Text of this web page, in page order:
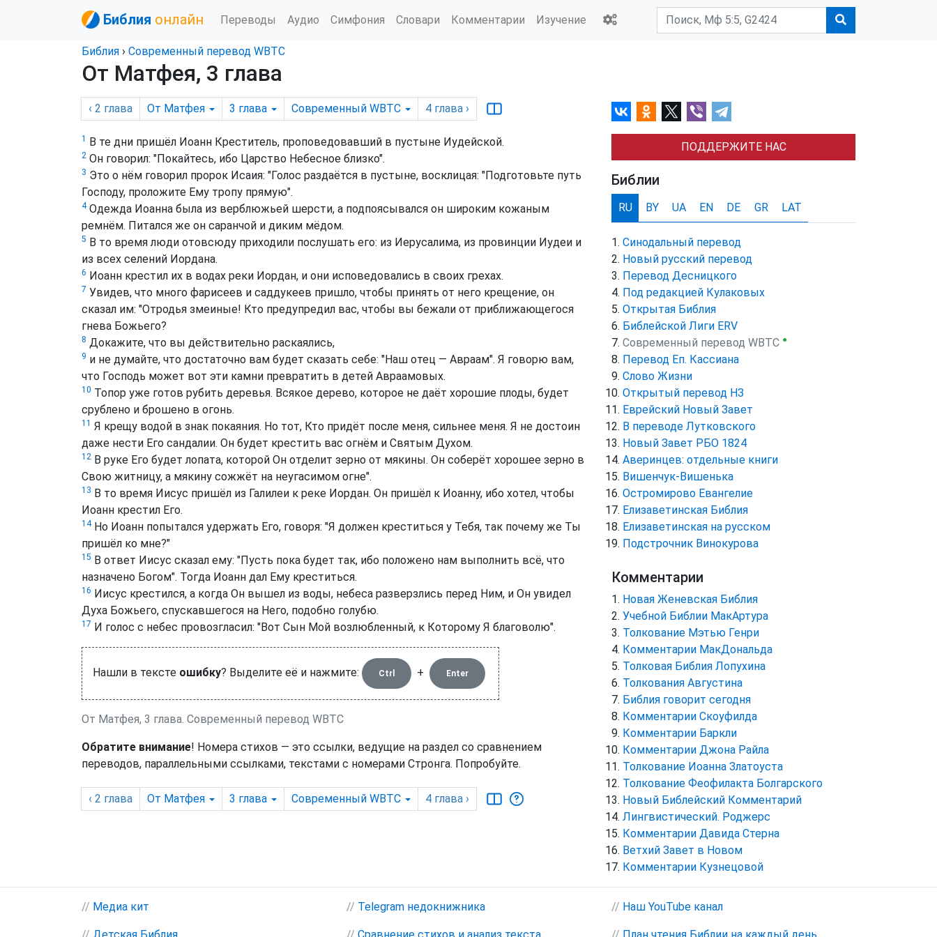
Библия онлайн Переводы Аудио Симфония Словари Комментарии Изучение
Библия › Cовременный перевод WBTC
От Матфея, 3 глава
‹ 2 глава От Матфея 3 глава Cовременный WBTC 4 глава ›
1 В те дни пришёл Иоанн Креститель, проповедовавший в пустыне Иудейской.
2 Он говорил: "Покайтесь, ибо Царство Небесное близко".
3 Это о нём говорил пророк Исаия: "Голос раздаётся в пустыне, восклицая: "Подготовьте путь
Господу, проложите Ему тропу прямую".
4Одежда Иоанна была из верблюжьей шерсти, а подпоясывался он широким кожаным
ремнём. Питался же он саранчой и диким мёдом.
5 В то время люди отовсюду приходили послушать его: из Иерусалима, из провинции Иудеи и
из всех селений Иордана.
6 Иоанн крестил их в водах реки Иордан, и они исповедовались в своих грехах.
7 Увидев, что много фарисеев и саддукеев пришло, чтобы принять от него крещение, он
сказал им: "Отродья змеиные! Кто предупредил вас, чтобы вы бежали от приближающегося
гнева Божьего?
8 Докажите, что вы действительно раскаялись,
9 и не думайте, что достаточно вам будет сказать себе: "Наш отец — Авраам". Я говорю вам,
что Господь может вот эти камни превратить в детей Авраамовых.
10 Топор уже готов рубить деревья. Всякое дерево, которое не даёт хорошие плоды, будет
срублено и брошено в огонь.
11 Я крещу водой в знак покаяния. Но тот, Кто придёт после меня, сильнее меня. Я не достоин
даже нести Его сандалии. Он будет крестить вас огнём и Святым Духом.
12 В руке Его будет лопата, которой Он отделит зерно от мякины. Он соберёт хорошее зерно в
Свою житницу, а мякину сожжёт на неугасимом огне".
13 В то время Иисус пришёл из Галилеи к реке Иордан. Он пришёл к Иоанну, ибо хотел, чтобы
Иоанн крестил Его.
14Но Иоанн попытался удержать Его, говоря: "Я должен креститься у Тебя, так почему же Ты
пришёл ко мне?"
15 В ответ Иисус сказал ему: "Пусть пока будет так, ибо положено нам выполнить всё, что
назначено Богом". Тогда Иоанн дал Ему креститься.
16 Иисус крестился, а когда Он вышел из воды, небеса разверзлись перед Ним, и Он увидел
Духа Божьего, спускавшегося на Него, подобно голубю.
17 И голос с небес провозгласил: "Вот Сын Мой возлюбленный, к Которому Я благоволю".
Нашли в тексте ошибку? Выделите её и нажмите: Ctrl + Enter
От Матфея, 3 глава. Cовременный перевод WBTC
Обратите внимание! Номера стихов — это ссылки, ведущие на раздел со сравнением
переводов, параллельными ссылками, текстами с номерами Стронга. Попробуйте.
‹ 2 глава От Матфея 3 глава Cовременный WBTC 4 глава ›
ПОДДЕРЖИТЕ НАС
Библии
RU BY UA EN DE GR LAT
Синодальный перевод
Новый русский перевод
Перевод Десницкого
Под редакцией Кулаковых
Открытая Библия
Библейской Лиги ERV
Cовременный перевод WBTC ●
Перевод Еп. Кассиана
Слово Жизни
Открытый перевод НЗ
Еврейский Новый Завет
В переводе Лутковского
Новый Завет РБО 1824
Аверинцев: отдельные книги
Вишенчук-Вишенька
Остромирово Евангелие
Елизаветинская Библия
Елизаветинская на русском
Подстрочник Винокурова
Комментарии
Новая Женевская Библия
Учебной Библии МакАртура
Толкование Мэтью Генри
Комментарии МакДональда
Толковая Библия Лопухина
Толкования Августина
Библия говорит сегодня
Комментарии Скоуфилда
Комментарии Баркли
Комментарии Джона Райла
Толкование Иоанна Златоуста
Толкование Феофилакта Болгарского
Новый Библейский Комментарий
Лингвистический. Роджерс
Комментарии Давида Стерна
Ветхий Завет в Новом
Комментарии Кузнецовой
// Медиа кит // Telegram недокнижника // Наш YouTube канал